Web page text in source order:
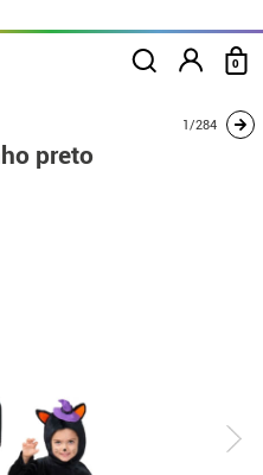
0
Par de bruxa com gatinho preto
1/284
preto